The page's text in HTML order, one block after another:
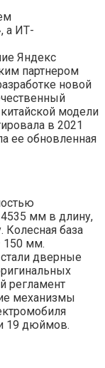
а ИТ-
Яндекс
партнером
новой
модели
в 2021
ее обновленная
4535 мм в длину,
база
150 мм.
дверные
регламент
механизмы
19 дюймов.